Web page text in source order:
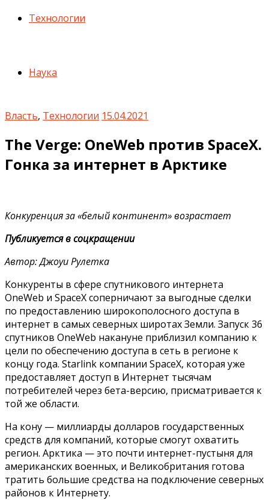
Технологии
Наука
Власть, Технологии 15.04.2021
The Verge: OneWeb против SpaceX.
Гонка за интернет в Арктике
Конкуренция за «белый континент» возрастает
Публикуется в соцкращении
Автор: Джоуи Рулетка
Конкуренты в сфере спутникового интернета
OneWeb и SpaceX соперничают за выгодные сделки
по предоставлению широкополосного доступа в
интернет в самых северных широтах Земли. Запуск 36
спутников OneWeb накануне приблизил компанию к
цели по обеспечению доступа в сеть в регионе к
концу года. Starlink компании SpaceX, которая уже
предоставляет доступ в Интернет тысячам
потребителей через бета-версию, присматривается к
той же области.
На кону — миллиарды долларов государственных
средств для компаний, которые смогут охватить
регион. Арктика — это почти интернет-пустыня для
американских военных, и Великобритания готова
тратить большие средства на подключение северных
районов к Интернету.